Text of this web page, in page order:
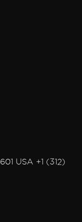
USA +1 (312)